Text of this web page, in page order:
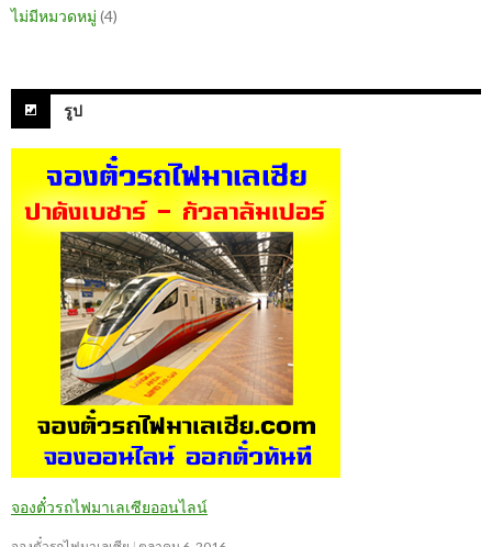
ไม่มีหมวดหมู่ (4)
รูป
จองตั๋วรถไฟมาเลเซียออนไลน์